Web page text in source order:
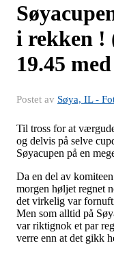
i rekken !
19.45
Postet av Søya, IL -
Til tross for at
og delvis på selve
Søyacupen på en
Da en del av
morgen høljet regnet
det virkelig var
Men som alltid på
var riktignok et par
verre enn at det gikk